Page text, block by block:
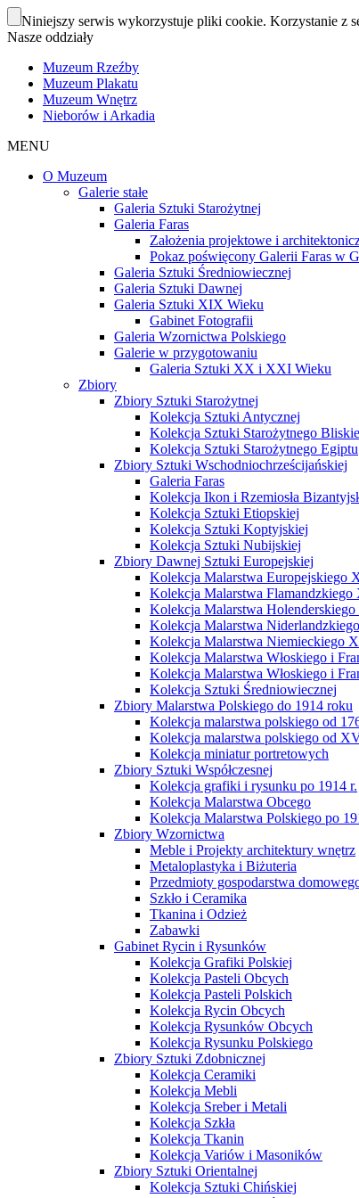
Niniejszy serwis wykorzystuje pliki cookie. Korzystanie z
Nasze oddziały
Muzeum Rzeźby
Muzeum Plakatu
Muzeum Wnętrz
Nieborów i Arkadia
MENU
O Muzeum
Galerie stałe
Galeria Sztuki Starożytnej
Galeria Faras
Założenia projektowe i
Pokaz poświęcony Galerii Faras w
Galeria Sztuki Średniowiecznej
Galeria Sztuki Dawnej
Galeria Sztuki XIX Wieku
Gabinet Fotografii
Galeria Wzornictwa Polskiego
Galerie w przygotowaniu
Galeria Sztuki XX i XXI Wieku
Zbiory
Zbiory Sztuki Starożytnej
Kolekcja Sztuki Antycznej
Kolekcja Sztuki Starożytnego
Kolekcja Sztuki Starożytnego Egiptu
Zbiory Sztuki Wschodniochrześcijańskiej
Galeria Faras
Kolekcja Ikon i Rzemiosła
Kolekcja Sztuki Etiopskiej
Kolekcja Sztuki Koptyjskiej
Kolekcja Sztuki Nubijskiej
Zbiory Dawnej Sztuki Europejskiej
Kolekcja Malarstwa Europejskiego
Kolekcja Malarstwa
Kolekcja Malarstwa
Kolekcja Malarstwa
Kolekcja Malarstwa Niemieckiego
Kolekcja Malarstwa Włoskiego i
Kolekcja Malarstwa Włoskiego i
Kolekcja Sztuki Średniowiecznej
Zbiory Malarstwa Polskiego do 1914 roku
Kolekcja malarstwa polskiego od
Kolekcja malarstwa polskiego od
Kolekcja miniatur portretowych
Zbiory Sztuki Współczesnej
Kolekcja grafiki i rysunku po 1914 r.
Kolekcja Malarstwa Obcego
Kolekcja Malarstwa Polskiego po
Zbiory Wzornictwa
Meble i Projekty architektury wnętrz
Metaloplastyka i Biżuteria
Przedmioty gospodarstwa
Szkło i Ceramika
Tkanina i Odzież
Zabawki
Gabinet Rycin i Rysunków
Kolekcja Grafiki Polskiej
Kolekcja Pasteli Obcych
Kolekcja Pasteli Polskich
Kolekcja Rycin Obcych
Kolekcja Rysunków Obcych
Kolekcja Rysunku Polskiego
Zbiory Sztuki Zdobnicznej
Kolekcja Ceramiki
Kolekcja Mebli
Kolekcja Sreber i Metali
Kolekcja Szkła
Kolekcja Tkanin
Kolekcja Variów i Masoników
Zbiory Sztuki Orientalnej
Kolekcja Sztuki Chińskiej